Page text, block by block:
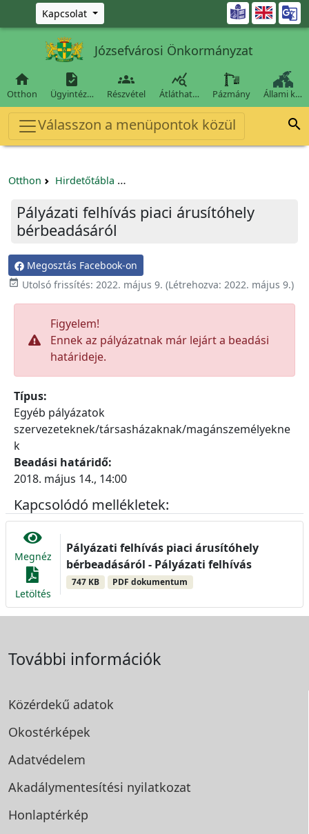
Ugrás a fő tartalomra
Kapcsolat 
Józsefvárosi Önkormányzat

Otthon

Ügyintéz…

Részvétel

Átláthat… Pázmány Állami k…
Válasszon a menüpontok közül 
Otthon Hirdetőtábla
Pályázati felhívás piaci árusítóhely
bérbeadásáról
Megosztás Facebook-on
 Utolsó frissítés: 2022. május 9. (Létrehozva: 2022. május 9.)
Figyelem!
Ennek az pályázatnak már lejárt a beadási
határideje.
Típus:
Egyéb pályázatok
szervezeteknek/társasházaknak/magánszemélyekne
k
Beadási határidő:
2018. május 14., 14:00
Kapcsolódó mellékletek:
Megnéz
Letöltés
Pályázati felhívás piaci árusítóhely
bérbeadásáról - Pályázati felhívás
747 KB PDF dokumentum
További információk
Közérdekű adatok
Okostérképek
Adatvédelem
Akadálymentesítési nyilatkozat
Honlaptérkép